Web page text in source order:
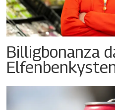
Billigbonanza